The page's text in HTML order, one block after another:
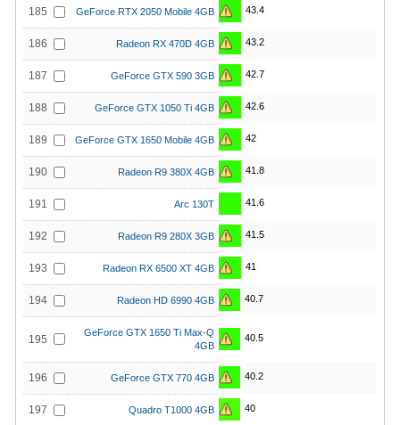
185 GeForce RTX 2050 Mobile 4GB 43.4
186 Radeon RX 470D 4GB 43.2
187 GeForce GTX 590 3GB 42.7
188 GeForce GTX 1050 Ti 4GB 42.6
189 GeForce GTX 1650 Mobile 4GB 42
190 Radeon R9 380X 4GB 41.8
191 Arc 130T 41.6
192 Radeon R9 280X 3GB 41.5
193 Radeon RX 6500 XT 4GB 41
194 Radeon HD 6990 4GB 40.7
195
GeForce GTX 1650 Ti Max-Q
4GB
40.5
196 GeForce GTX 770 4GB 40.2
197 Quadro T1000 4GB 40